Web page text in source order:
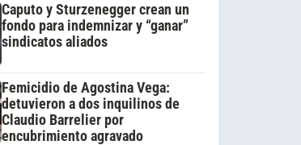
Caputo y Sturzenegger crean un
fondo para indemnizar y “ganar”
sindicatos aliados
Femicidio de Agostina Vega:
detuvieron a dos inquilinos de
Claudio Barrelier por
encubrimiento agravado